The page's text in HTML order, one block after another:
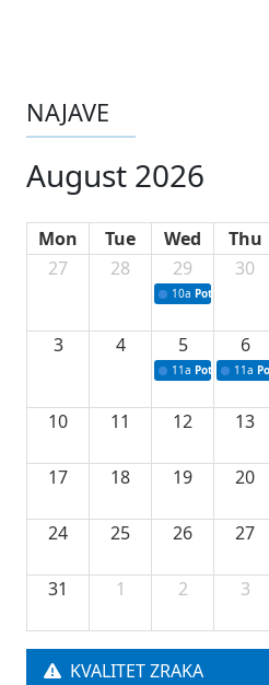
NAJAVE
August 2026
Mon Tue Wed Thu
27
28 29
10a Potpisivanje
30
3 4 5
11a Potpisivanje
6
11a
10 11 12 13
17 18 19 20
24 25 26 27
31 1 2 3
KVALITET ZRAKA